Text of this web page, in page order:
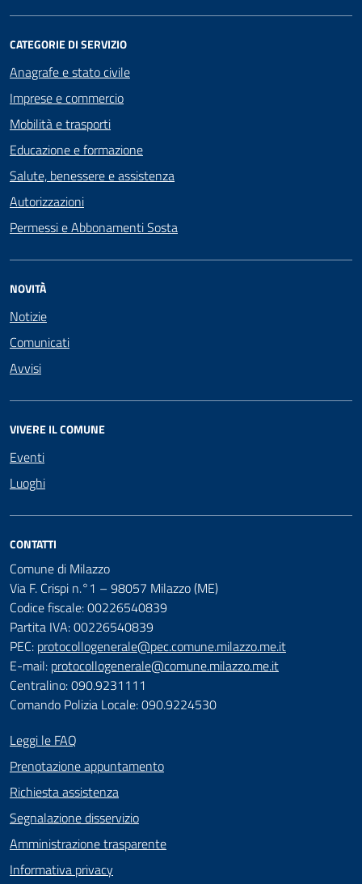
CATEGORIE DI SERVIZIO
Anagrafe e stato civile
Imprese e commercio
Mobilità e trasporti
Educazione e formazione
Salute, benessere e assistenza
Autorizzazioni
Permessi e Abbonamenti Sosta
NOVITÀ
Notizie
Comunicati
Avvisi
VIVERE IL COMUNE
Eventi
Luoghi
CONTATTI
Comune di Milazzo
Via F. Crispi n.°1 – 98057 Milazzo (ME)
Codice fiscale: 00226540839
Partita IVA: 00226540839
PEC: protocollogenerale@pec.comune.milazzo.me.it
E-mail: protocollogenerale@comune.milazzo.me.it
Centralino: 090.9231111
Comando Polizia Locale: 090.9224530
Leggi le FAQ
Prenotazione appuntamento
Richiesta assistenza
Segnalazione disservizio
Amministrazione trasparente
Informativa privacy